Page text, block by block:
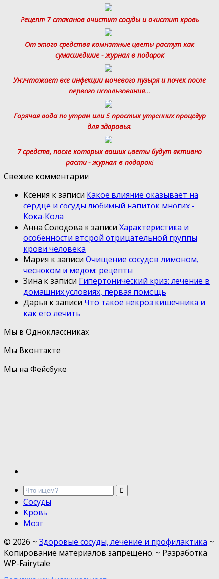
Рецепт 7 стаканов очистит сосуды и очистит кровь
От этого средства комнатные цветы растут как
сумасшедшие - журнал в подарок
Уничтожает все инфекции мочевого пузыря и почек после
первого использования...
Горячая вода по утрам или 5 простых утренних процедур
для здоровья.
7 средств, после которых ваших цветы будут активно
расти - журнал в подарок!
Свежие комментарии
Ксения к записи Какое влияние оказывает на
сердце и сосуды любимый напиток многих -
Кока-Кола
Анна Солодова к записи Характеристика и
особенности второй отрицательной группы
крови человека
Мария к записи Очищение сосудов лимоном,
чесноком и медом: рецепты
Зина к записи Гипертонический криз: лечение в
домашних условиях, первая помощь
Дарья к записи Что такое некроз кишечника и
как его лечить
Мы в Одноклассниках
Мы Вконтакте
Мы на Фейсбуке
Сосуды
Кровь
Мозг
© 2026 ~ Здоровые сосуды, лечение и профилактика ~
Копирование материалов запрещено. ~ Разработка
WP-Fairytale